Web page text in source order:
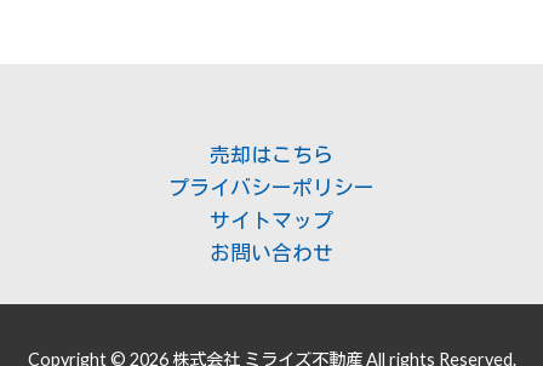
売却はこちら
プライバシーポリシー
サイトマップ
お問い合わせ
Copyright © 2026 株式会社 ミライズ不動産 All rights Reserved.